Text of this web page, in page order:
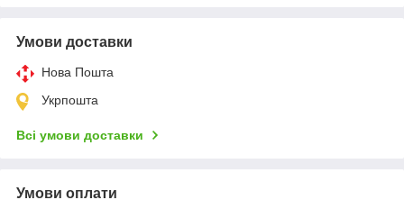
Умови доставки
Нова Пошта
Укрпошта
Всі умови доставки
Умови оплати